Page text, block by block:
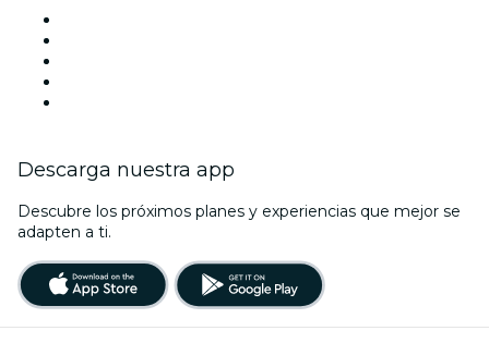
Descarga nuestra app
Descubre los próximos planes y experiencias que mejor se
adapten a ti.